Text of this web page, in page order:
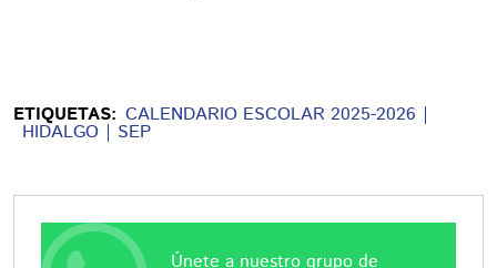
ETIQUETAS: CALENDARIO ESCOLAR 2025-2026
HIDALGO SEP
Únete a nuestro grupo de